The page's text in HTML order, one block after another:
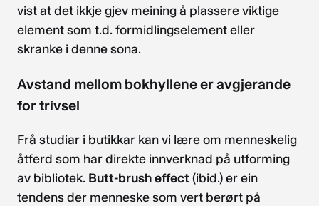
vist at det ikkje gjev meining å plassere viktige
element som t.d. formidlingselement eller
skranke i denne sona.
Avstand mellom bokhyllene er avgjerande
for trivsel
Frå studiar i butikkar kan vi lære om menneskelig
åtferd som har direkte innverknad på utforming
av bibliotek. Butt-brush effect(ibid.) er ein
tendens der menneske som vert berørt på